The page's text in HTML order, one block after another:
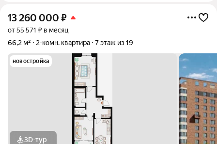
13 260 000 ₽
от 55 571 ₽ в месяц
66,2 м²
2-комн. квартира 7 этаж из 19
новостройка
3D-тур